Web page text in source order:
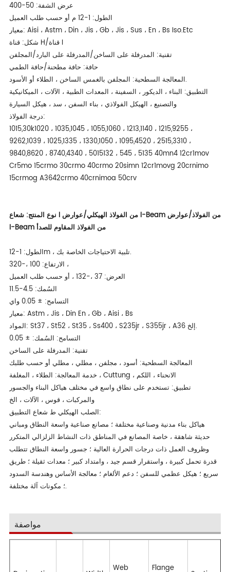
عرض الشفة: 50-400
الطول: 1-12 م أو حسب طلب العميل
معيار: Aisi ، Astm ، Din ، Jis ، Gb ، Jis ، Sus ، En ، Bs Iso.Etc
شكل: قناة H/قناة I
تقنية: المدرفلة على الساخن/المدرفلة على البارد/المجلفن
حافة: حافة مطحنة/حافة الطمي
المعالجة السطحية: المجلفن بالغمس الساخن ، الطلاء أو الأسود.
التطبيق: البناء ، الديكور ، السفينة ، المعدات الطبية ، الآلات ، الميكانيكية
والتصنيع ، الهيكل الفولاذي ، بناء السفن ، سد ، هيكل السيارة
درجة الفولاذ:
1015,30k1020 ، 1035,1045 ، 1055,1060 ، 1213,1140 ، 1215,9255 ،
9262,1039 ، 1025,1335 ، 1330,1050 ، 1095,4520 ، 2515,3310 ،
9840,8620 ، 8740,4340 ، 5015132 ، 545 ، 5135 40mn4 12cr1mov
Cr5mo 15crmo 30crmo 40crmo 20simn 12cr1movg 20crnimo
15crmog A3642crmo 40crnimoa 50crv
نوع المنتج: شعاع I من الفولاذ الهيكلي/عوارض I-Beam من الفولاذ/عوارض
I-Beam من الفولاذ المقاوم للصدأ
الطول: 1-12m ، تلبية الاحتياجات الخاصة بك.
الارتفاع: 100 ،-320 ،
العرض: 37 ،-132 ، أو حسب طلب العميل
السُمك: 4.5-11.5
التسامح: ± 0.05 واي
معيار: Astm ، Jis ، Din En ، Gb ، Aisi ، Bs
المواد: St37 ، St52 ، St35 ، Ss400 ، S235jr ، S355jr ، A36 إلخ.
التسامح: السُمك: ± 0.05
تقنية: المدرفلة على الساخن
المعالجة السطحية: أسود ، مجلفن ، مطلي ، مطلي أو حسب طلبك
خدمة المعالجة: الطلاء ، المغلفة ، Cuttung ، الانحناء ، اللكم
تطبيق: تستخدم على نطاق واسع في مختلف هياكل البناء والجسور
والمركبات ، قوس ، الآلات ، الخ
الصلب الهيكلي ط شعاع التطبيق:
هياكل بناء مدنية وصناعية مختلفة ؛ مصانع صناعية واسعة النطاق ومباني
حديثة شاهقة ، خاصة المصانع في المناطق ذات النشاط الزلزالي المتكرر
وظروف العمل ذات درجات الحرارة العالية ؛ جسور واسعة النطاق تتطلب
قدرة تحمل كبيرة ، واستقرار قسم جيد ، وامتداد كبير ؛ معدات ثقيلة ؛ طريق
سريع ؛ هيكل عظمي للسفن ؛ دعم الألغام ؛ معالجة الأساس وهندسة السدود
؛ مكونات آلة مختلفة.
مواصفة
Web Flange